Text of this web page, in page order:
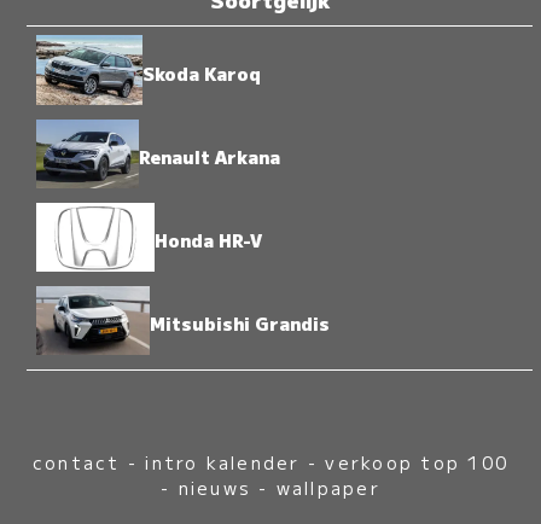
Skoda Karoq
Renault Arkana
Honda HR-V
Mitsubishi Grandis
contact -intro kalender -verkoop top 100
- nieuws - wallpaper